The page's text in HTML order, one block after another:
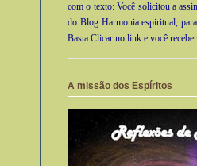
com o texto: Você solicitou a
do Blog Harmonia espiritual,
Basta Clicar no link e você
A missão dos Espíritos